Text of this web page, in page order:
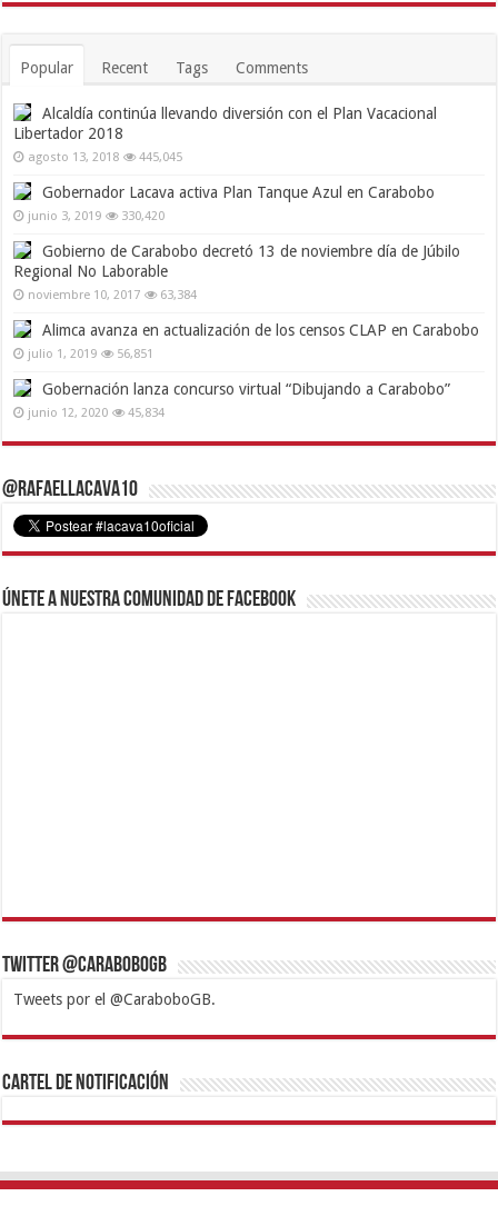
Popular Recent Tags Comments
Alcaldía continúa llevando diversión con el Plan Vacacional
Libertador 2018
agosto 13, 2018 445,045
Gobernador Lacava activa Plan Tanque Azul en Carabobo
junio 3, 2019 330,420
Gobierno de Carabobo decretó 13 de noviembre día de Júbilo
Regional No Laborable
noviembre 10, 2017 63,384
Alimca avanza en actualización de los censos CLAP en Carabobo
julio 1, 2019 56,851
Gobernación lanza concurso virtual “Dibujando a Carabobo”
junio 12, 2020 45,834
@RafaelLacava10
Únete a nuestra comunidad de Facebook
Twitter @CaraboboGB
Tweets por el @CaraboboGB.
1xbetBetturkeyBetistKralbetSupertotobetTipobetMatadorbetMariobet
https://mvbcasino.com/
Cartel de Notificación